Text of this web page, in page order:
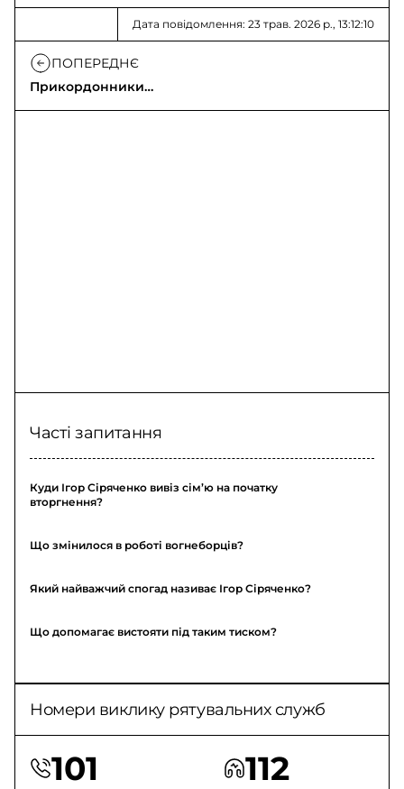
Дата повідомлення: 23 трав. 2026 р., 13:12:10
ПОПЕРЕДНЄ
Прикордонники
знищили гармату,
Часті запитання
Куди Ігор Сіряченко вивіз сім’ю на початку
вторгнення?
Що змінилося в роботі вогнеборців?
Який найважчий спогад називає Ігор Сіряченко?
Що допомагає вистояти під таким тиском?
Номери виклику рятувальних служб
101 112